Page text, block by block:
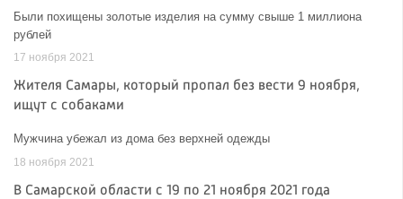
Были похищены золотые изделия на сумму свыше 1 миллиона
рублей
17 ноября 2021
Жителя Самары, который пропал без вести 9 ноября,
ищут с собаками
Мужчина убежал из дома без верхней одежды
18 ноября 2021
В Самарской области с 19 по 21 ноября 2021 года